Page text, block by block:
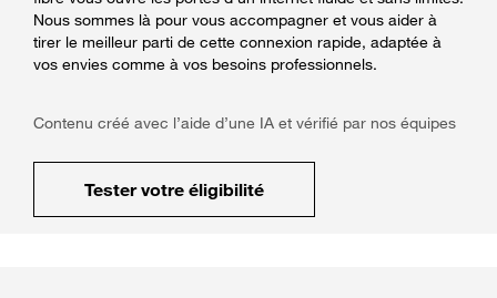
Nous sommes là pour vous accompagner et vous aider à
tirer le meilleur parti de cette connexion rapide, adaptée à
vos envies comme à vos besoins professionnels.
Contenu créé avec l’aide d’une IA et vérifié par nos équipes
Tester votre éligibilité